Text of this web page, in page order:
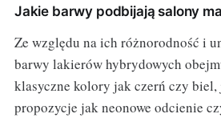
Jakie barwy podbijają salony
Ze względu na ich różnorodność i
barwy lakierów hybrydowych
klasyczne kolory jak czerń czy biel,
propozycje jak neonowe odcienie